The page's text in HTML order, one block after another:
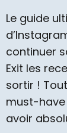
Le guide
continuer
Exit les
sortir !
must-have
avoir